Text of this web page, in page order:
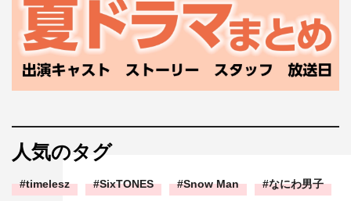
人気のタグ
timelesz SixTONES Snow Man なにわ男子